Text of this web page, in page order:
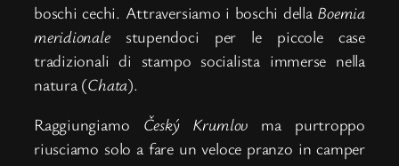
boschi cechi. Attraversiamo i boschi della Boemia
meridionalestupendoci per le piccole case
tradizionali di stampo socialista immerse nella
natura (Chata).
Raggiungiamo Český Krumlov ma purtroppo
riusciamo solo a fare un veloce pranzo in camper